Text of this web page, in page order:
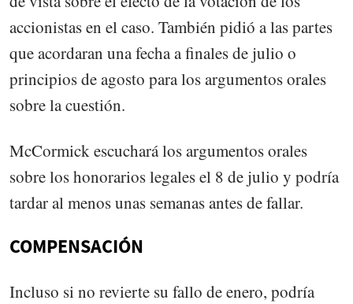
accionistas en el caso. También pidió a las partes
que acordaran una fecha a finales de julio o
principios de agosto para los argumentos orales
sobre la cuestión.
McCormick escuchará los argumentos orales
sobre los honorarios legales el 8 de julio y podría
tardar al menos unas semanas antes de fallar.
COMPENSACIÓN
Incluso si no revierte su fallo de enero, podría